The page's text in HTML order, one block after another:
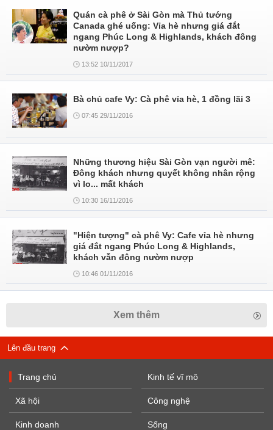
Quán cà phê ở Sài Gòn mà Thủ tướng
Canada ghé uống: Vỉa hè nhưng giá đắt
ngang Phúc Long & Highlands, khách đông
nườm nượp?
13:52 10/11/2017
Bà chủ cafe Vy: Cà phê vỉa hè, 1 đồng lãi 3
07:45 29/11/2016
Những thương hiệu Sài Gòn vạn người mê:
Đông khách nhưng quyết không nhân rộng
vì lo... mất khách
10:30 16/11/2016
"Hiện tượng" cà phê Vy: Cafe vỉa hè nhưng
giá đắt ngang Phúc Long & Highlands,
khách vẫn đông nườm nượp
10:46 01/11/2016
Xem thêm
Lên đầu trang
Trang chủ
Xã hội
Kinh doanh
Kinh tế vĩ mô
Công nghệ
Sống